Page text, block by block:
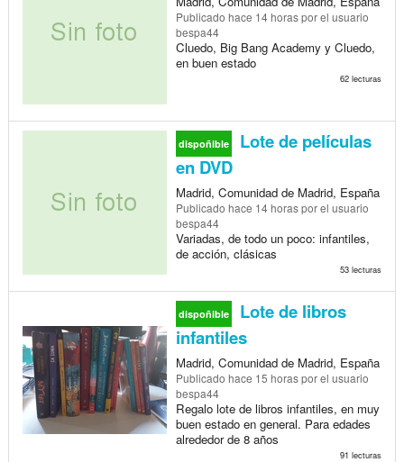
Publicado hace 14 horaspor el usuario
bespa44
Cluedo, Big Bang Academy y Cluedo,
en buen estado
62 lecturas
dispoñible
Lote de películas
en DVD
Madrid, Comunidad de Madrid, España
Publicado hace 14 horaspor el usuario
bespa44
Variadas, de todo un poco: infantiles,
de acción, clásicas
53 lecturas
dispoñible
Lote de libros
infantiles
Madrid, Comunidad de Madrid, España
Publicado hace 15 horaspor el usuario
bespa44
Regalo lote de libros infantiles, en muy
buen estado en general. Para edades
alrededor de 8 años
91 lecturas